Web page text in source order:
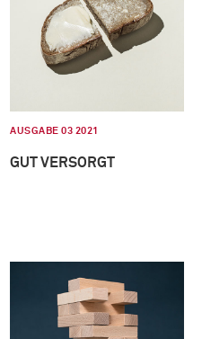
AUSGABE 03 2021
GUT VERSORGT